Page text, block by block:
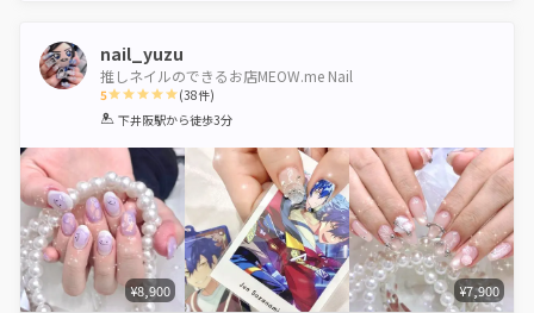
nail_yuzu
推しネイルのできるお店MEOW.me Nail
5
1 2 3 4 5
(38件)
下井阪駅から徒歩3分
¥8,900 ¥7,900